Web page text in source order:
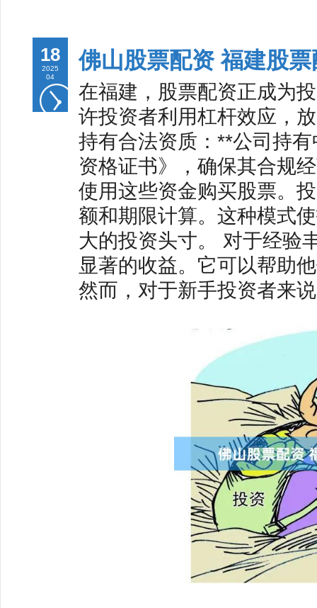
18
2025
04
佛山股票配资 福建股
在福建，股票配资正成为
许投资者利用杠杆效应，
持有合法资质：**公司持
资格证书》，确保其合规
使用这些资金购买股票。
额和期限计算。这种模式
大的投资头寸。 对于经验
显著的收益。它可以帮助
然而，对于新手投资者来